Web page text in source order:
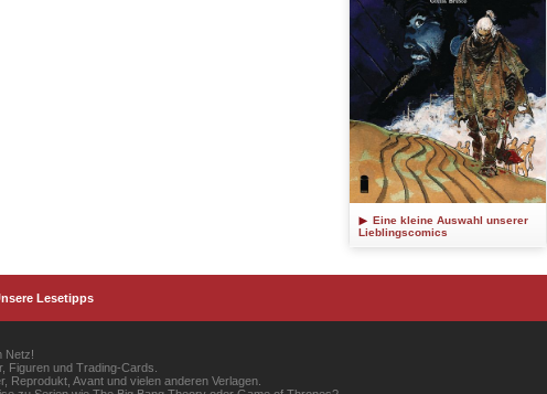
Eine kleine Auswahl unserer
Lieblingscomics
Lesetipps
Netz!
Figuren und Trading-Cards.
Avant und vielen anderen Verlagen.